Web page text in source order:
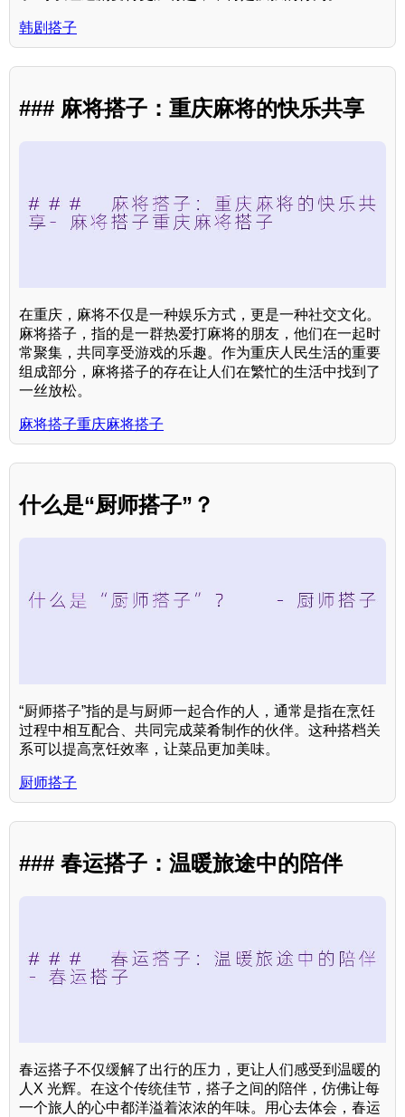
韩剧搭子
### 麻将搭子：重庆麻将的快乐共享
在重庆，麻将不仅是一种娱乐方式，更是一种社交文化。
麻将搭子，指的是一群热爱打麻将的朋友，他们在一起时
常聚集，共同享受游戏的乐趣。作为重庆人民生活的重要
组成部分，麻将搭子的存在让人们在繁忙的生活中找到了
一丝放松。
麻将搭子重庆麻将搭子
什么是“厨师搭子”？
“厨师搭子”指的是与厨师一起合作的人，通常是指在烹饪
过程中相互配合、共同完成菜肴制作的伙伴。这种搭档关
系可以提高烹饪效率，让菜品更加美味。
厨师搭子
### 春运搭子：温暖旅途中的陪伴
春运搭子不仅缓解了出行的压力，更让人们感受到温暖的
人X 光辉。在这个传统佳节，搭子之间的陪伴，仿佛让每
一个旅人的心中都洋溢着浓浓的年味。用心去体会，春运